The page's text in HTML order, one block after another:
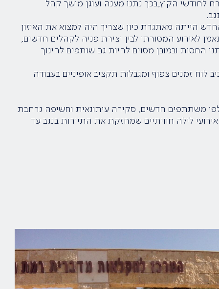
לחודשי הקיץ,בכך נתנו מענה ועוגן מושך קהל
הייתה מאתגרת כיון שצריך היה למצוא את האיזון
לאירוע המסורתי לבין יצירת פניה לקהלים חדשים,
החסות ובמובן מסוים להיות גם שותפים לחינוך
זמנים צפוף ומגבלות תקציב אופיניים בעבודה
משתתפים חדשים, סקירה עיתונאית וחשיפה נרחבת
לילה חוויתיים שמחזקת את התיירות בנגב עד